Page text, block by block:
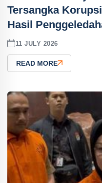
Tersangka
Hasil
11 JULY 2026
READ MORE